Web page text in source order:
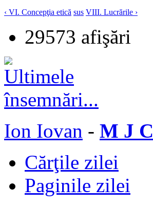
‹ VI. Concepţia etică sus VIII. Lucrările ›
29573 afişări
Ion Iovan - M J C
Cărţile zilei
Paginile zilei